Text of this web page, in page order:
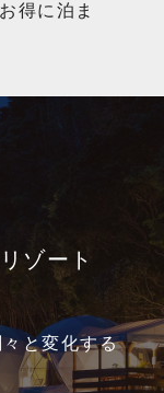
得に泊ま
ゾート
と変化する